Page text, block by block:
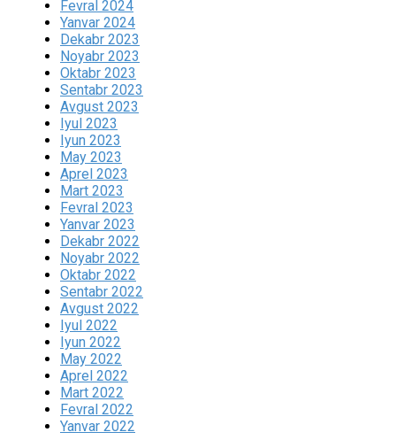
Fevral 2024
Yanvar 2024
Dekabr 2023
Noyabr 2023
Oktabr 2023
Sentabr 2023
Avgust 2023
Iyul 2023
Iyun 2023
May 2023
Aprel 2023
Mart 2023
Fevral 2023
Yanvar 2023
Dekabr 2022
Noyabr 2022
Oktabr 2022
Sentabr 2022
Avgust 2022
Iyul 2022
Iyun 2022
May 2022
Aprel 2022
Mart 2022
Fevral 2022
Yanvar 2022